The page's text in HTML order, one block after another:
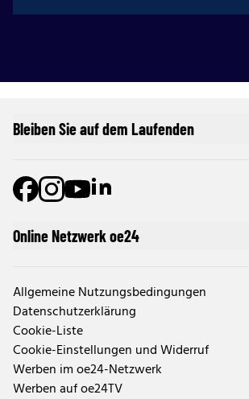
Online Netzwerk oe24
Allgemeine Nutzungsbedingungen
Datenschutzerklärung
Cookie-Liste
Cookie-Einstellungen und Widerruf
Werben im oe24-Netzwerk
Werben auf oe24TV
Bleiben Sie auf dem Laufenden